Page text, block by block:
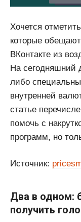
Хочется
которые
ВКонтакте из
На сегодняшний
либо
внутренней
статье
помочь с
программ, но
Источник:
Два в одном:
получить